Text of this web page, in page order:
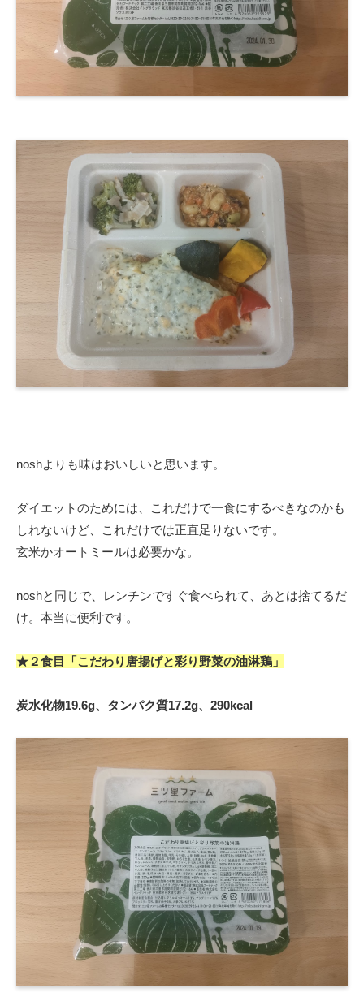
noshよりも味はおいしいと思います。
ダイエットのためには、これだけで一食にするべきなのかも
しれないけど、これだけでは正直足りないです。
玄米かオートミールは必要かな。
noshと同じで、レンチンですぐ食べられて、あとは捨てるだ
け。本当に便利です。
★２食目「こだわり唐揚げと彩り野菜の油淋鶏」
炭水化物19.6g、タンパク質17.2g、290kcal